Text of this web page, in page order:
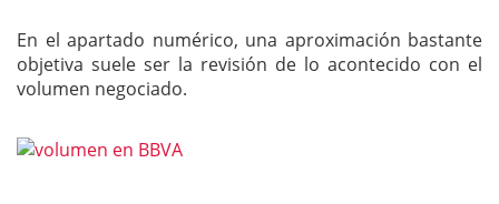
En el apartado numérico, una aproximación bastante
objetiva suele ser la revisión de lo acontecido con el
volumen negociado.